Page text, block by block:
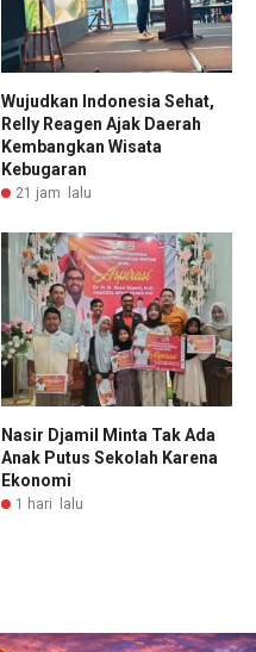
Wujudkan Indonesia Sehat,
Relly Reagen Ajak Daerah
Kembangkan Wisata
Kebugaran
21 jam lalu
Nasir Djamil Minta Tak Ada
Anak Putus Sekolah Karena
Ekonomi
1 hari lalu